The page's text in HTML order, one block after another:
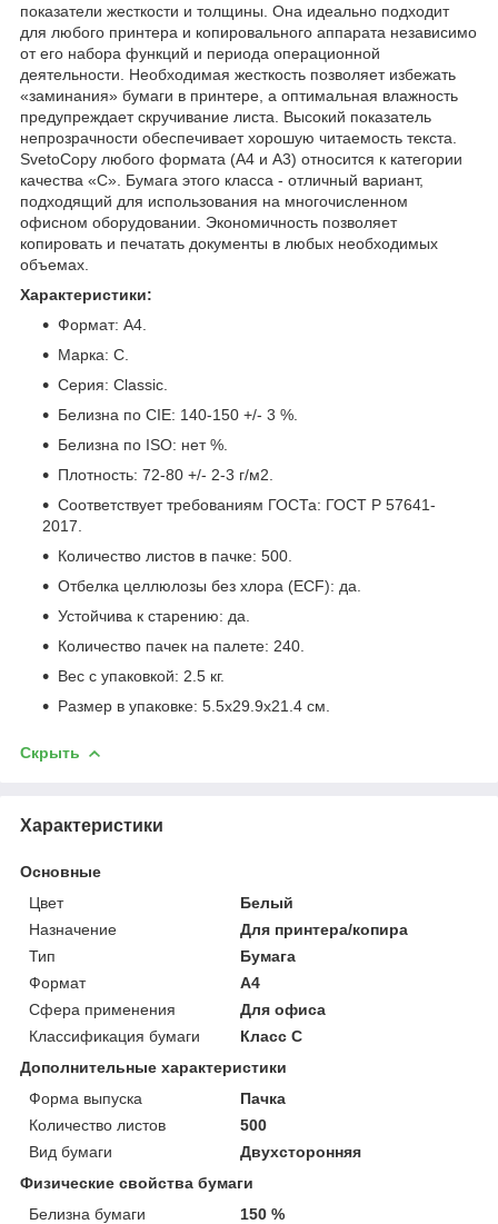
показатели жесткости и толщины. Она идеально подходит
для любого принтера и копировального аппарата независимо
от его набора функций и периода операционной
деятельности. Необходимая жесткость позволяет избежать
«заминания» бумаги в принтере, а оптимальная влажность
предупреждает скручивание листа. Высокий показатель
непрозрачности обеспечивает хорошую читаемость текста.
SvetoCopy любого формата (А4 и A3) относится к категории
качества «С». Бумага этого класса - отличный вариант,
подходящий для использования на многочисленном
офисном оборудовании. Экономичность позволяет
копировать и печатать документы в любых необходимых
объемах.
Характеристики:
Формат: А4.
Марка: C.
Серия: Classic.
Белизна по CIE: 140-150 +/- 3 %.
Белизна по ISO: нет %.
Плотность: 72-80 +/- 2-3 г/м2
Соответствует требованиям ГОСТа: ГОСТ Р 57641-
2017.
Количество листов в пачке: 500.
Отбелка целлюлозы без хлора (ECF): да.
Устойчива к старению: да.
Количество пачек на палете: 240.
Вес с упаковкой: 2.5 кг.
Размер в упаковке: 5.5x29.9x21.4 см.
Скрыть
Характеристики
Основные
Цвет
Белый
Назначение
Для принтера/копира
Тип
Бумага
Формат
A4
Сфера применения
Для офиса
Классификация бумаги
Класс С
Дополнительные характеристики
Форма выпуска
Пачка
Количество листов
500
Вид бумаги
Двухсторонняя
Физические свойства бумаги
Белизна бумаги
150 %